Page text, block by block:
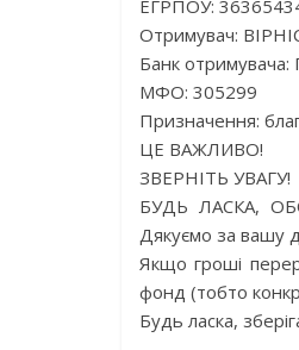
ЕГРПОУ:
Отримувач:
Банк
МФО: 305299
Призначення:
ЦЕ ВАЖЛИВО!
ЗВЕРНІТЬ УВАГУ!
БУДЬ ЛАСКА,
Дякуємо за вашу
Якщо гроші
фонд (тобто
Будь ласка,